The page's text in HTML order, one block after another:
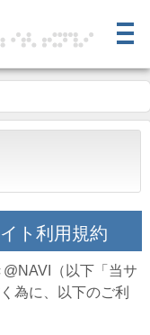
ト利用規約
（以下「当サ
為に、以下のご利